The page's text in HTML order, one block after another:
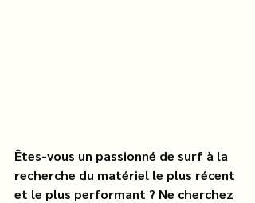
Êtes-vous un passionné de surf à la
recherche du matériel le plus récent
et le plus performant ? Ne cherchez